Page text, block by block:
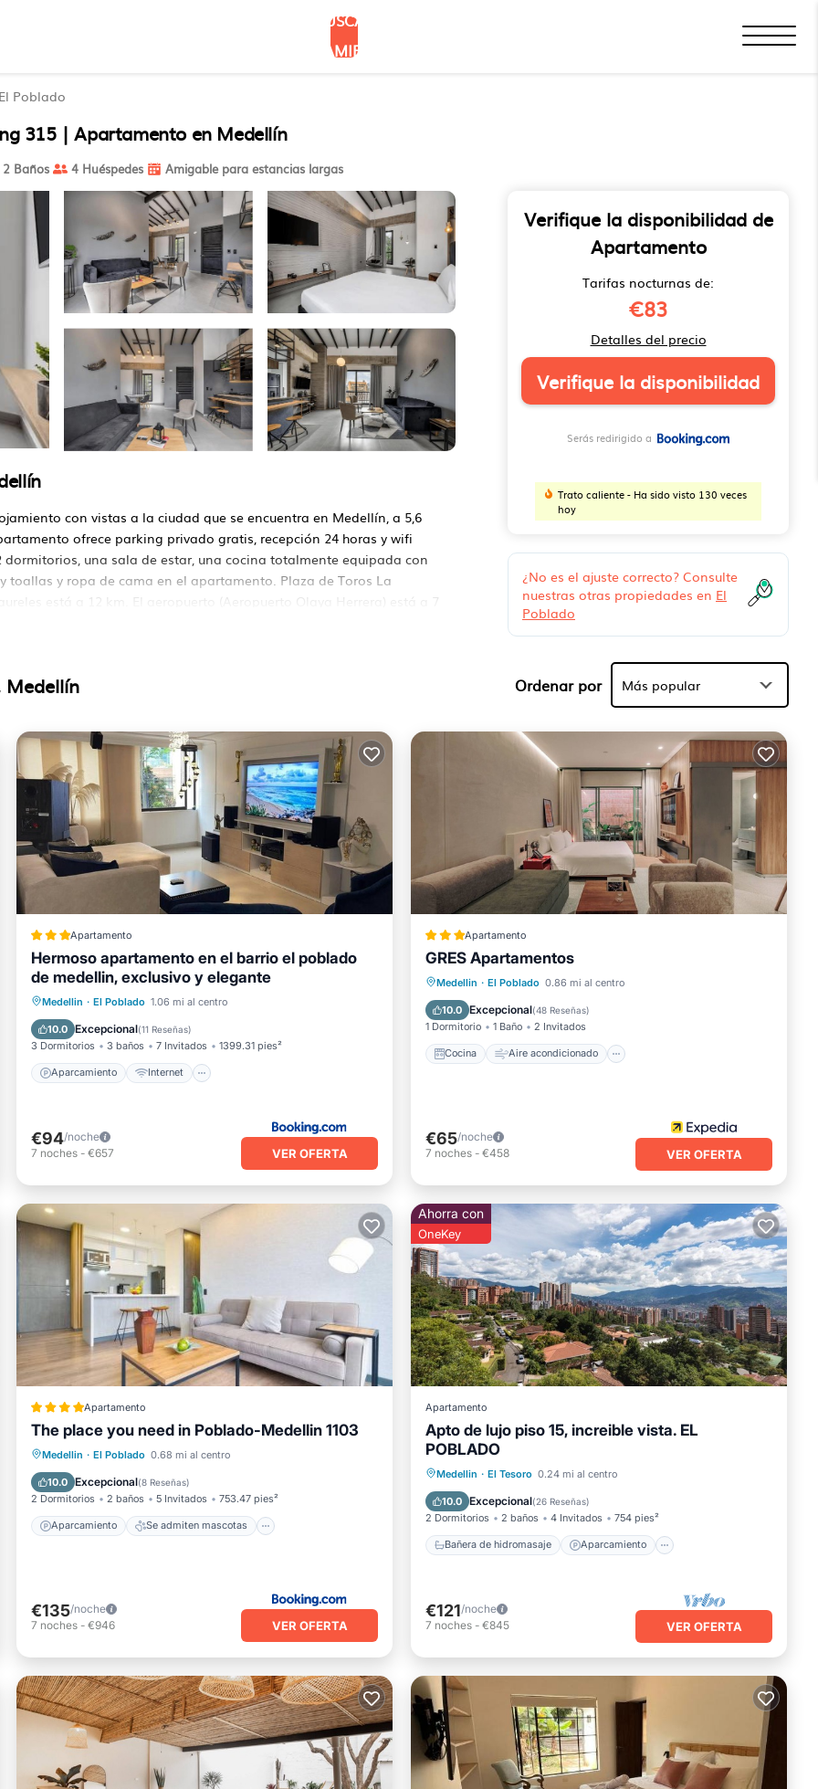
BUSCAR
ALOJAMIENTOS
El Poblado
315 | Apartamento en Medellín
2 Baños 4 Huéspedes Amigable para estancias largas
con vistas a la ciudad que se encuentra en Medellín, a 5,6
ofrece parking privado gratis, recepción 24 horas y wifi
una sala de estar, una cocina totalmente equipada con
toallas y ropa de cama en el apartamento. Plaza de Toros La
está a 12 km. El aeropuerto (Aeropuerto Olaya Herrera) está a 7
Tiene varias comodidades que garantizarían su comodidad.
Mascota amigable, y varios otros. Esta es una buena propiedad
en este Apartamento para su próxima visita, Seguramente te
Apartamento Si desea obtener más información sobre este
son proporcionados por nuestro socio, Booking.com.
está bien equipado y tiene todo Instalaciones que se han
fueron compartidos por Booking.com para la lista "Poblado, 5 min
sus detalles compartidos y somos considerados "precisos". Si
describe esto Apartamento, por favor déjanos saber.
Verifique la disponibilidad de
Apartamento
Tarifas nocturnas de:
€83
Detalles del precio
Verifique la disponibilidad
Serás redirigido a
Trato caliente - Ha sido visto 130 veces
hoy
¿No es el ajuste correcto? Consulte
nuestras otras propiedades en El
Poblado
Medellín Ordenar por Más popular
Apartamento
Hermoso apartamento en el barrio el poblado
de medellin, exclusivo y elegante
Medellin · El Poblado 1.06 mi al centro
10.0 Excepcional(11 Reseñas)
3 Dormitorios 3 baños 7 Invitados 1399.31 pies²
Aparcamiento Internet
Aparcamiento
Internet
Se admiten mascotas
€94/noche
7 noches - €657 VER OFERTA
Apartamento
GRES Apartamentos
Medellin · El Poblado 0.86 mi al centro
10.0 Excepcional(48 Reseñas)
1 Dormitorio 1 Baño 2 Invitados
Cocina Aire acondicionado
Cocina Aire acondicionado
Apto para niños
€65/noche
7 noches - €458 VER OFERTA
Apartamento
The place you need in Poblado-Medellin 1103
Medellin · El Poblado 0.68 mi al centro
10.0 Excepcional(8 Reseñas)
2 Dormitorios 2 baños 5 Invitados 753.47 pies²
Aparcamiento Se admiten mascotas
Aparcamiento
Se admiten mascotas
Apto para niños
€135/noche
7 noches - €946 VER OFERTA
Ahorra con
OneKey
Apartamento
Apto de lujo piso 15, increible vista. EL
POBLADO
Medellin · El Tesoro 0.24 mi al centro
10.0 Excepcional(26 Reseñas)
2 Dormitorios 2 baños 4 Invitados 754 pies²
Bañera de hidromasaje Aparcamiento
Bañera de hidromasaje
Piscina
Spa
€121/noche
7 noches - €845 VER OFERTA